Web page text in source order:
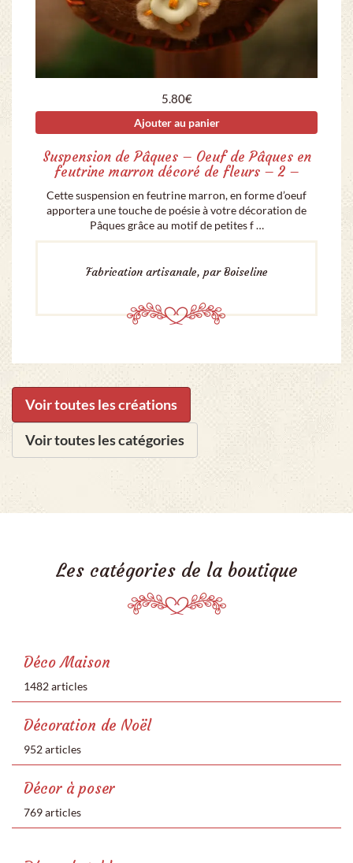
5.80€
Ajouter au panier
Suspension de Pâques – Oeuf de Pâques en
feutrine marron décoré de fleurs – 2 –
Cette suspension en feutrine marron, en forme d’oeuf
apportera une touche de poésie à votre décoration de
Pâques grâce au motif de petites f …
Fabrication artisanale, par Boiseline
Voir toutes les créations
Voir toutes les catégories
Les catégories de la boutique
Déco Maison
1482 articles
Décoration de Noël
952 articles
Décor à poser
769 articles